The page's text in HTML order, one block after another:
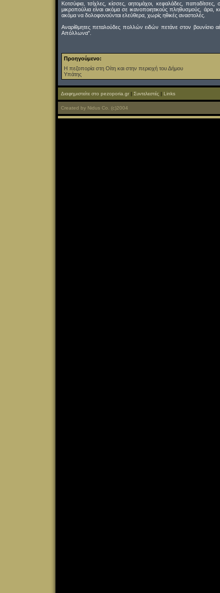
Κοτσύφια, τσίχλες, κίσσες, αητομάχοι, κεφαλάδες, παπαδίτσες,
μικροπούλια είναι ακόμα σε ικανοποιητικούς πληθυσμούς, άρα,
ακόμα να δολοφονούνται ελεύθερα, χωρίς ηθικές αναστολές.
Αναρίθμητες πεταλούδες πολλών ειδών πετάνε στον βουνίσιο
Απόλλωνα".
Προηγούμενο:
Η πεζοπορία στη Οίτη και στην περιοχή του Δήμου
Υπάτης
Διαφημιστείτε στο pezoporia.gr | Συντελεστές | Links
Created by Nidus Co. (c)2004